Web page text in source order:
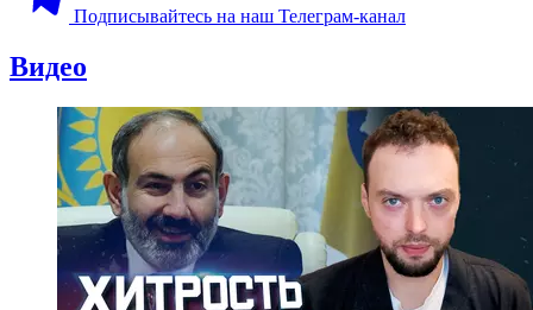
Подписывайтесь на наш Телеграм-канал
Видео